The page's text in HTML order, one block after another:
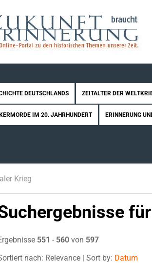
DEUTSCHLANDS ZEITALTER DER
IM 20. JAHRHUNDERT ERINNERUNG
551 - 560 von 597
nach: Relevance | Sort by: Datum